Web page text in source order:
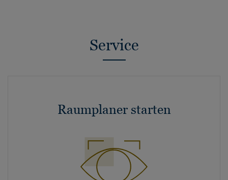
Service
Raumplaner starten